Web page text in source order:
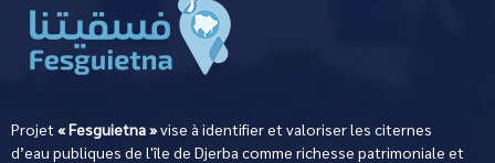
Projet « Fesguietna »vise à identifier et valoriser les citernes
d’eau publiques de l'île de Djerba comme richesse patrimoniale et